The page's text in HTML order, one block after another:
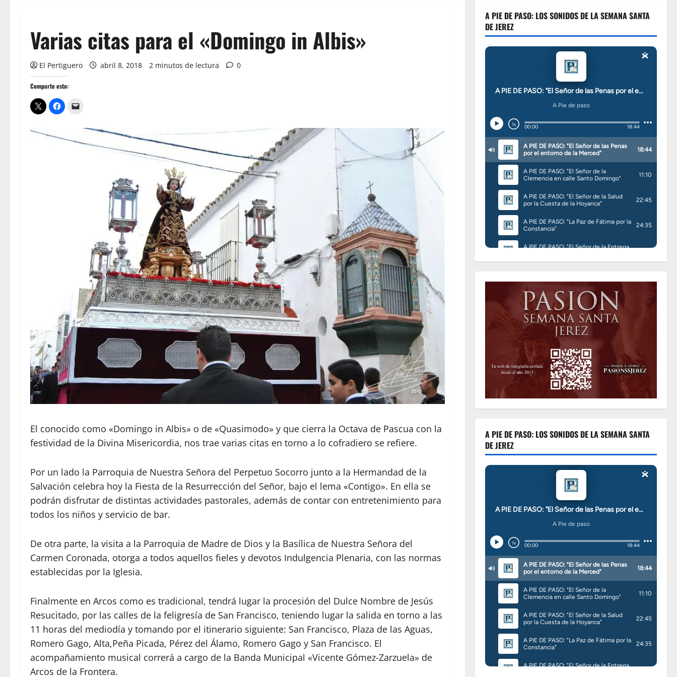
Varias citas para el «Domingo in Albis»
El Pertiguero abril 8, 2018 2 minutos de lectura 0
Comparte esto:
El conocido como «Domingo in Albis» o de «Quasimodo» y que cierra la Octava de Pascua con la
festividad de la Divina Misericordia, nos trae varias citas en torno a lo cofradiero se refiere.
Por un lado la Parroquia de Nuestra Señora del Perpetuo Socorro junto a la Hermandad de la
Salvación celebra hoy la Fiesta de la Resurrección del Señor, bajo el lema «Contigo». En ella se
podrán disfrutar de distintas actividades pastorales, además de contar con entretenimiento para
todos los niños y servicio de bar.
De otra parte, la visita a la Parroquia de Madre de Dios y la Basílica de Nuestra Señora del
Carmen Coronada, otorga a todos aquellos fieles y devotos Indulgencia Plenaria, con las normas
establecidas por la Iglesia.
Finalmente en Arcos como es tradicional, tendrá lugar la procesión del Dulce Nombre de Jesús
Resucitado, por las calles de la feligresía de San Francisco, teniendo lugar la salida en torno a las
11 horas del mediodía y tomando por el itinerario siguiente: San Francisco, Plaza de las Aguas,
Romero Gago, Alta,Peña Picada, Pérez del Álamo, Romero Gago y San Francisco. El
acompañamiento musical correrá a cargo de la Banda Municipal «Vicente Gómez-Zarzuela» de
Arcos de la Frontera.
A PIE DE PASO: LOS SONIDOS DE LA SEMANA SANTA
DE JEREZ
A PIE DE PASO: LOS SONIDOS DE LA SEMANA SANTA
DE JEREZ